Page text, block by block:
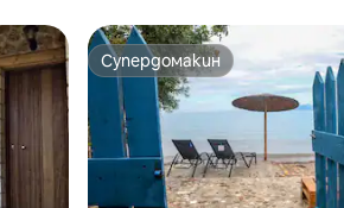
Супердомакин
Супердомакин